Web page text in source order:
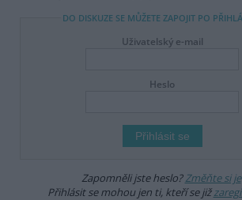
DO DISKUZE SE MŮŽETE ZAPOJIT PO
Uživatelský e-mail
Heslo
Zapomněli jste heslo?Změňte si je
Přihlásit se mohou jen ti, kteří se již